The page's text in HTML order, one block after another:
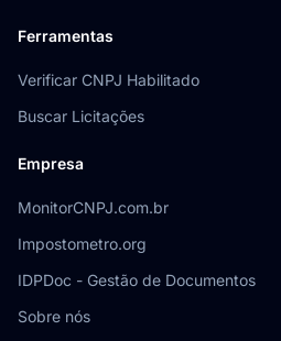
Ferramentas
Verificar CNPJ Habilitado
Buscar Licitações
Empresa
MonitorCNPJ.com.br
Impostometro.org
IDPDoc - Gestão de Documentos
Sobre nós